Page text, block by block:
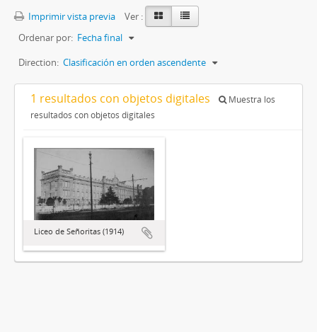
Imprimir vista previa
Ver :
Ordenar por: Fecha final
Direction: Clasificación en orden ascendente
1 resultados con objetos digitales
Muestra los
resultados con objetos digitales
Liceo de Señoritas (1914)